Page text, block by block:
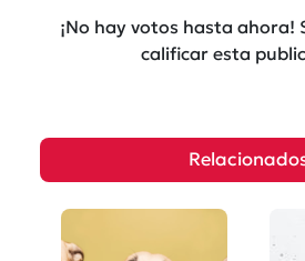
¡No hay votos hasta ahora!
calificar esta